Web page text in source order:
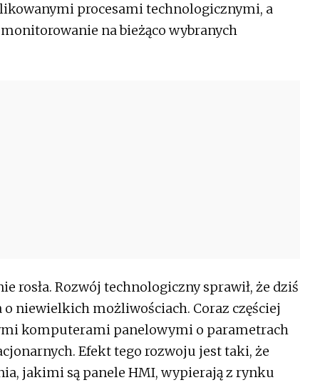
procesami technologicznymi, a
na bieżąco wybranych
rosła. Rozwój technologiczny sprawił, że dziś
o niewielkich możliwościach. Coraz częściej
komputerami panelowymi o parametrach
Efekt tego rozwoju jest taki, że
jakimi są panele HMI, wypierają z rynku